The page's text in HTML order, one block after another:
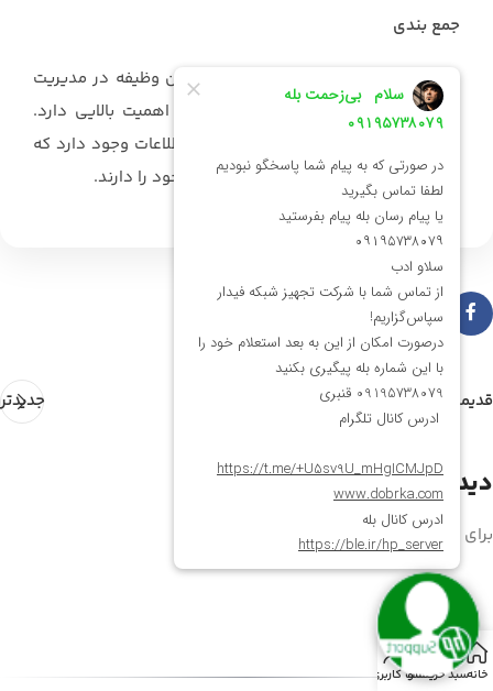
جمع بندی
در نهایت ذخیره‌سازی اطلاعات اساسی‌ترین وظیفه در مدیریت
داده‌ها است که برای افراد و سازمان‌ها ‏اهمیت بالایی دارد.
انواع مختلفی از روش‌های ذخیره‌سازی اطلاعات وجود دارد که
هر یک ویژگی‌ها و مزایا ‏و محدودیت‌های خود را دارند.
جدیدتر قدیمی تر
دیدگاهتان را بنویسید
برای نوشتن دیدگاه بایدوارد بشوید
خانهسبد خریدمنو
حساب کاربری من